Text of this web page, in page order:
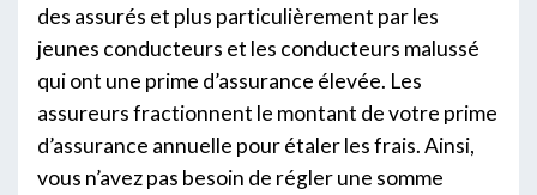
des assurés et plus particulièrement par les
jeunes conducteurs et les conducteurs malussé
qui ont une prime d’assurance élevée. Les
assureurs fractionnent le montant de votre prime
d’assurance annuelle pour étaler les frais. Ainsi,
vous n’avez pas besoin de régler une somme